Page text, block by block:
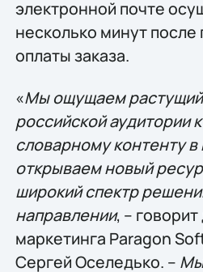
электронной почте
несколько минут
оплаты заказа.
«Мы ощущаем
российской аудитории
словарному контенту
открываем новый
широкий спектр
направлении, –
маркетинга Paragon
Сергей Оселедько. –